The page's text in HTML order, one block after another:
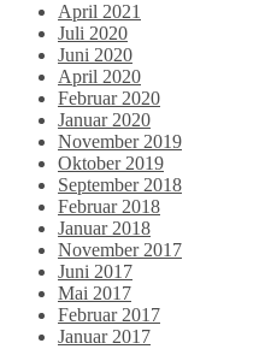
April 2021
Juli 2020
Juni 2020
April 2020
Februar 2020
Januar 2020
November 2019
Oktober 2019
September 2018
Februar 2018
Januar 2018
November 2017
Juni 2017
Mai 2017
Februar 2017
Januar 2017